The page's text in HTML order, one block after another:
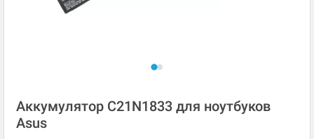
Аккумулятор C21N1833 для ноутбуков
Asus